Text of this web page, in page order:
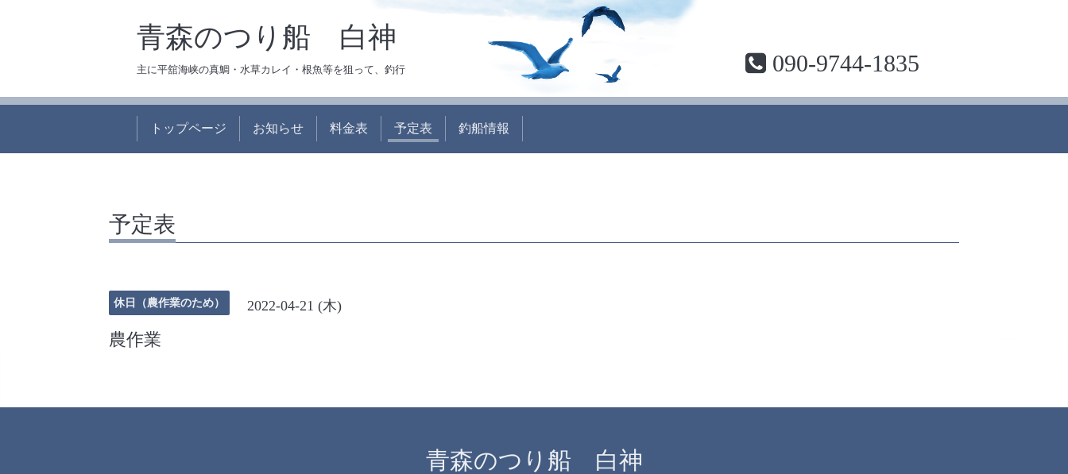
青森のつり船 白神
主に平舘海峡の真鯛・水草カレイ・根魚等を狙って、釣行 090-9744-1835
トップページ お知らせ 料金表 予定表 釣船情報
予定表
休日（農作業のため） 2022-04-21 (木)
農作業
青森のつり船 白神